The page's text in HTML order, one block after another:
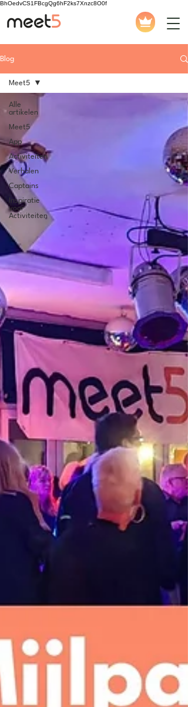
BhOedvCS1FBcgQg6hF2ks7Xnzc8O0f
Blog
Alle
artikelen
Meet5
App
Activiteiten
Verhalen
Captains
Inspiratie
voor
Activiteiten
Meet5